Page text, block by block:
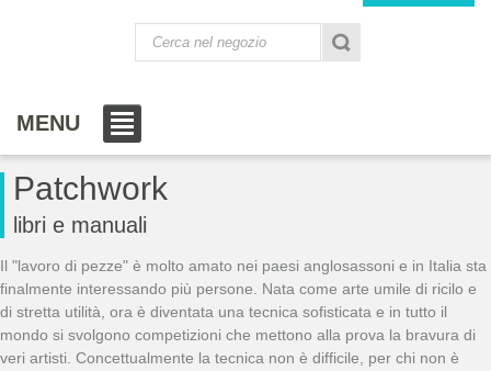
MENU
Patchwork
libri e manuali
Il "lavoro di pezze" è molto amato nei paesi anglosassoni e in Italia sta
finalmente interessando più persone. Nata come arte umile di ricilo e
di stretta utilità, ora è diventata una tecnica sofisticata e in tutto il
mondo si svolgono competizioni che mettono alla prova la bravura di
veri artisti. Concettualmente la tecnica non è difficile, per chi non è